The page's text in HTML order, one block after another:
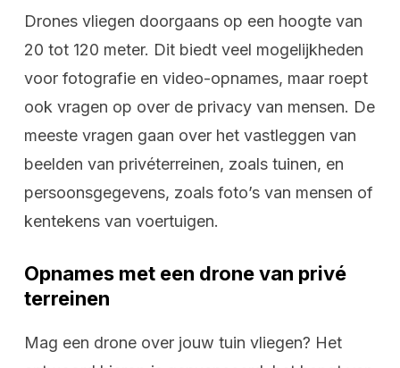
Drones vliegen doorgaans op een hoogte van
20 tot 120 meter. Dit biedt veel mogelijkheden
voor fotografie en video-opnames, maar roept
ook vragen op over de privacy van mensen. De
meeste vragen gaan over het vastleggen van
beelden van privéterreinen, zoals tuinen, en
persoonsgegevens, zoals foto’s van mensen of
kentekens van voertuigen.
Opnames met een drone van privé
terreinen
Mag een drone over jouw tuin vliegen? Het